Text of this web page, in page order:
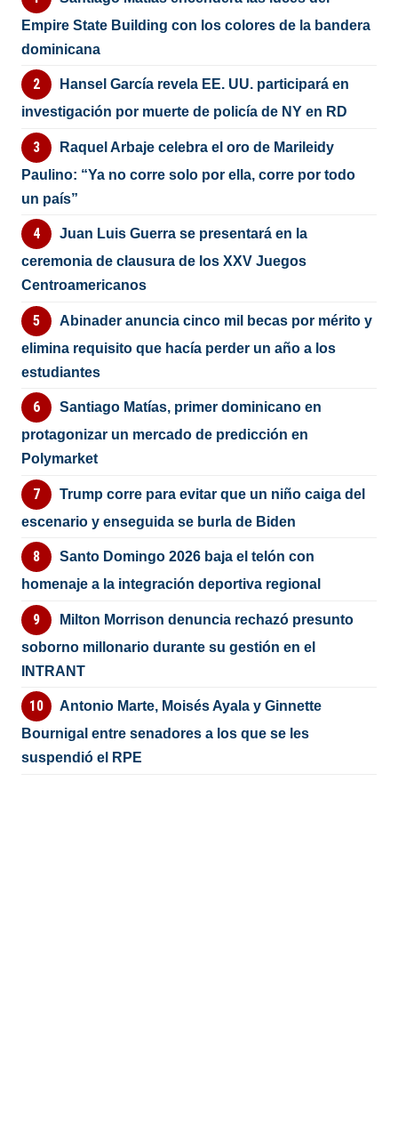
Empire State Building con los colores de la bandera
dominicana
Hansel García revela EE. UU. participará en
investigación por muerte de policía de NY en RD
Raquel Arbaje celebra el oro de Marileidy
Paulino: “Ya no corre solo por ella, corre por todo
un país”
Juan Luis Guerra se presentará en la
ceremonia de clausura de los XXV Juegos
Centroamericanos
Abinader anuncia cinco mil becas por mérito y
elimina requisito que hacía perder un año a los
estudiantes
Santiago Matías, primer dominicano en
protagonizar un mercado de predicción en
Polymarket
Trump corre para evitar que un niño caiga del
escenario y enseguida se burla de Biden
Santo Domingo 2026 baja el telón con
homenaje a la integración deportiva regional
Milton Morrison denuncia rechazó presunto
soborno millonario durante su gestión en el
INTRANT
Antonio Marte, Moisés Ayala y Ginnette
Bournigal entre senadores a los que se les
suspendió el RPE